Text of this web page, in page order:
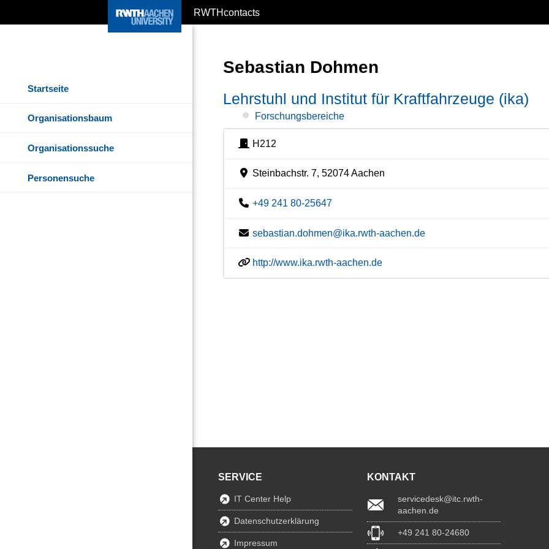
RWTHcontacts
Startseite
Organisationsbaum
Organisationssuche
Personensuche
Sebastian Dohmen
Lehrstuhl und Institut für Kraftfahrzeuge (ika)
Forschungsbereiche
H212
Steinbachstr. 7, 52074 Aachen
+49 241 80-25647
sebastian.dohmen@ika.rwth-aachen.de
http://www.ika.rwth-aachen.de
SERVICE
IT Center Help
Datenschutzerklärung
Impressum
KONTAKT
servicedesk@itc.rwth-
aachen.de
+49 241 80-24680